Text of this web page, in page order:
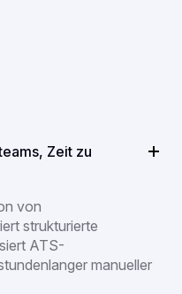
Zeit zu
von
strukturierte
ATS-
manueller